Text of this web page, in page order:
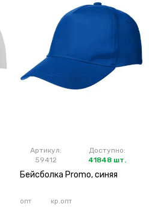
Артикул:
59412
Доступно:
41848 шт.
Бейсболка Promo, синяя
опт кр.опт